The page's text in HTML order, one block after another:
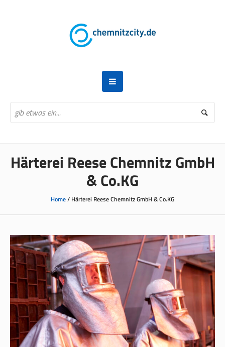
Härterei Reese Chemnitz GmbH
& Co.KG
Home/ Härterei Reese Chemnitz GmbH & Co.KG